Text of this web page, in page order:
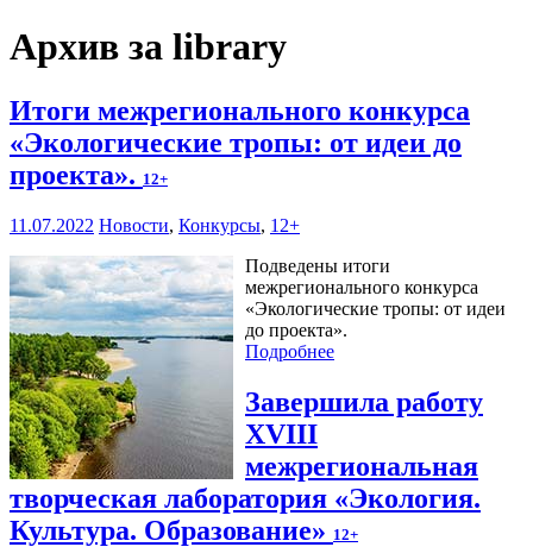
Архив за library
Итоги межрегионального конкурса
«Экологические тропы: от идеи до
проекта». 12+
11.07.2022 Новости, Конкурсы, 12+
Подведены итоги
межрегионального конкурса
«Экологические тропы: от идеи
до проекта».
Подробнее
Завершила работу
XVIII
межрегиональная
творческая лаборатория «Экология.
Культура. Образование» 12+